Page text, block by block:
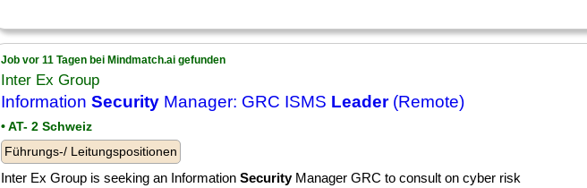
Job vor 11 Tagen bei Mindmatch.ai gefunden
Inter Ex Group
Information Security Manager: GRC ISMS Leader(Remote)
• AT- 2 Schweiz
Führungs-/ Leitungspositionen
Inter Ex Group is seeking an Information SecurityManager GRC to consult on cyber risk